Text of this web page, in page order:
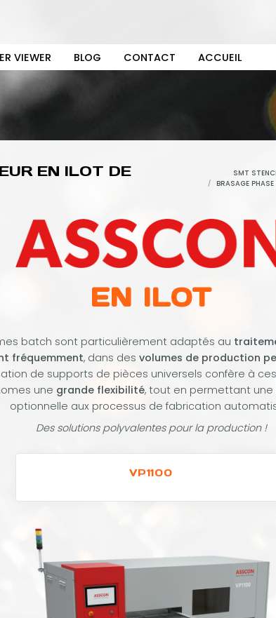
VIEWER BLOG CONTACT ACCUEIL
EN ILOT DE
SMT
BRASAGE PHASE
EN ILOT
batch sont particulièrement adaptés au
fréquemment, dans des volumes de production
de supports de pièces universels confère à
une grande flexibilité, tout en permettant
optionnelle aux processus de fabrication
Des solutions polyvalentes pour la production !
VP1100